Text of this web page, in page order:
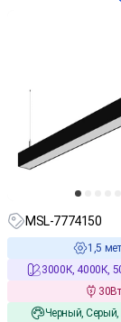
MSL-7774150
1,5
3000К, 4000К,
30Вт
Черный, Серый,